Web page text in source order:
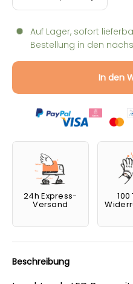
Auf Lager, sofort
Bestellung in den
In den
24h Express-
Versand
Beschreibung